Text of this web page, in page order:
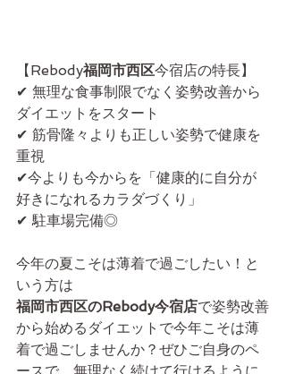
【Rebody福岡市西区今宿店の特長】
✔ 無理な食事制限でなく姿勢改善から
ダイエットをスタート
✔ 筋骨隆々よりも正しい姿勢で健康を
重視
✔今よりも今からを「健康的に自分が
好きになれるカラダづくり」
✔ 駐車場完備◎
今年の夏こそは薄着で過ごしたい！と
いう方は
福岡市西区のRebody今宿店で姿勢改善
から始めるダイエットで今年こそは薄
着で過ごしませんか？ぜひご自身のペ